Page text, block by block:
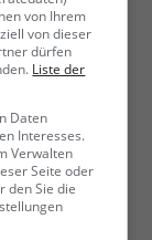
von Ihrem
von dieser
dürfen
Liste der
Daten
Interesses.
Verwalten
Seite oder
den Sie die